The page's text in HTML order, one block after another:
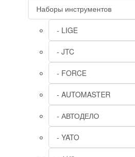
Наборы инструментов
- LIGE
- JTC
- FORCE
- AUTOMASTER
- АВТОДЕЛО
- YATO